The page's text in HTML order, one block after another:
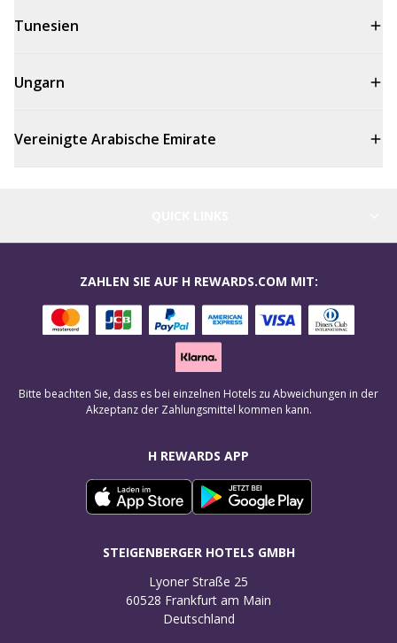
Tunesien
Ungarn
Vereinigte Arabische Emirate
H REWARDS APP
STEIGENBERGER HOTELS GMBH
Lyoner Straße 25
60528 Frankfurt am Main
Deutschland
ZAHLEN SIE AUF H REWARDS.COM MIT:
Bitte beachten Sie, dass es bei einzelnen Hotels zu Abweichungen in der
Akzeptanz der Zahlungsmittel kommen kann.